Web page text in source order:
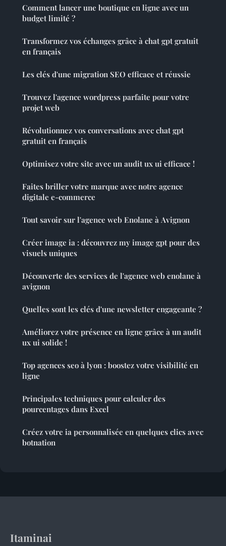
Comment lancer une boutique en ligne avec un
budget limité ?
Transformez vos échanges grâce à chat gpt gratuit
en français
Les clés d'une migration SEO efficace et réussie
Trouvez l'agence wordpress parfaite pour votre
projet web
Révolutionnez vos conversations avec chat gpt
gratuit en français
Optimisez votre site avec un audit ux ui efficace !
Faites briller votre marque avec notre agence
digitale e-commerce
Tout savoir sur l'agence web Enolane à Avignon
Créer image ia : découvrez my image gpt pour des
visuels uniques
Découverte des services de l'agence web enolane à
avignon
Quelles sont les clés d'une newsletter engageante ?
Améliorez votre présence en ligne grâce à un audit
ux ui solide !
Top agences seo à lyon : boostez votre visibilité en
ligne
Principales techniques pour calculer des
pourcentages dans Excel
Créez votre ia personnalisée en quelques clics avec
botnation
Itaminai